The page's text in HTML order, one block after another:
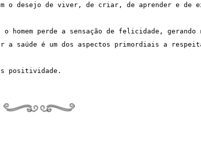
o desejo de viver, de criar, de aprender e de
homem perde a sensação de felicidade, gerando
a saúde é um dos aspectos primordiais a
positividade.